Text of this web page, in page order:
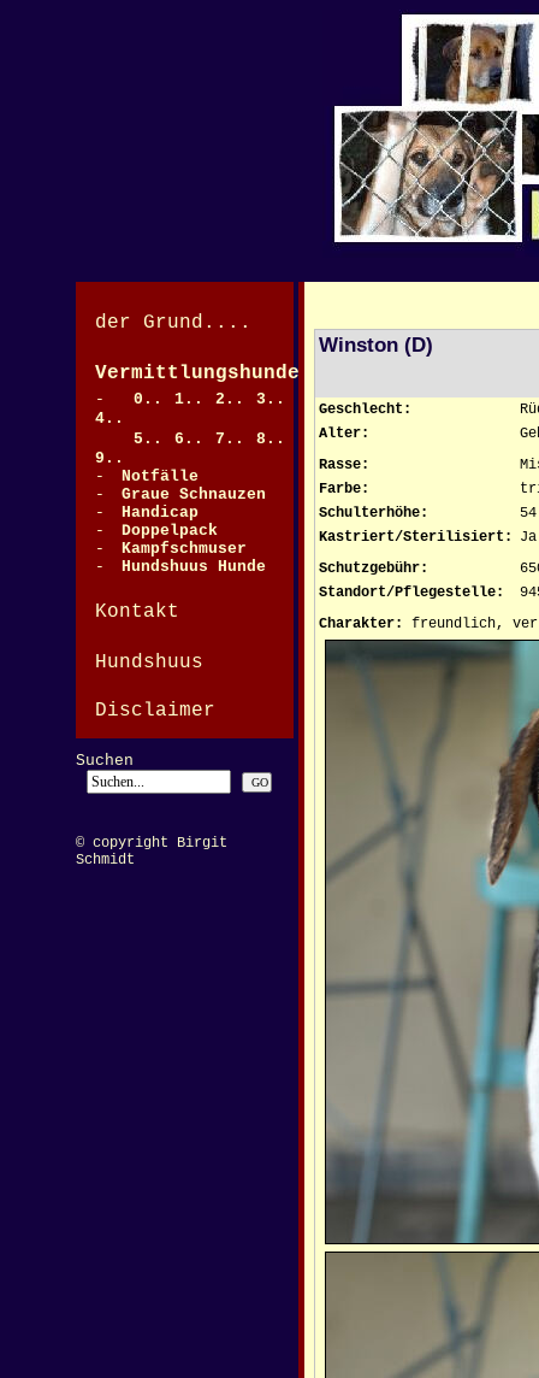
der Grund....
Vermittlungshunde
- 0.. 1.. 2..
3..
4..
5..
6.. 7..
8..
9..
-
Notfälle
-
Graue Schnauzen
-
Handicap
-
Doppelpack
-
Kampfschmuser
-
Hundshuus Hunde
Kontakt
Hundshuus
Disclaimer
Suchen
© copyright Birgit
Schmidt
Winston (D)
Geschlecht:
Alter:
Rasse:
Farbe:
Schulterhöhe:
Kastriert/Sterilisiert:
Ja
Schutzgebühr:
Standort/Pflegestelle:
Charakter: freundlich,